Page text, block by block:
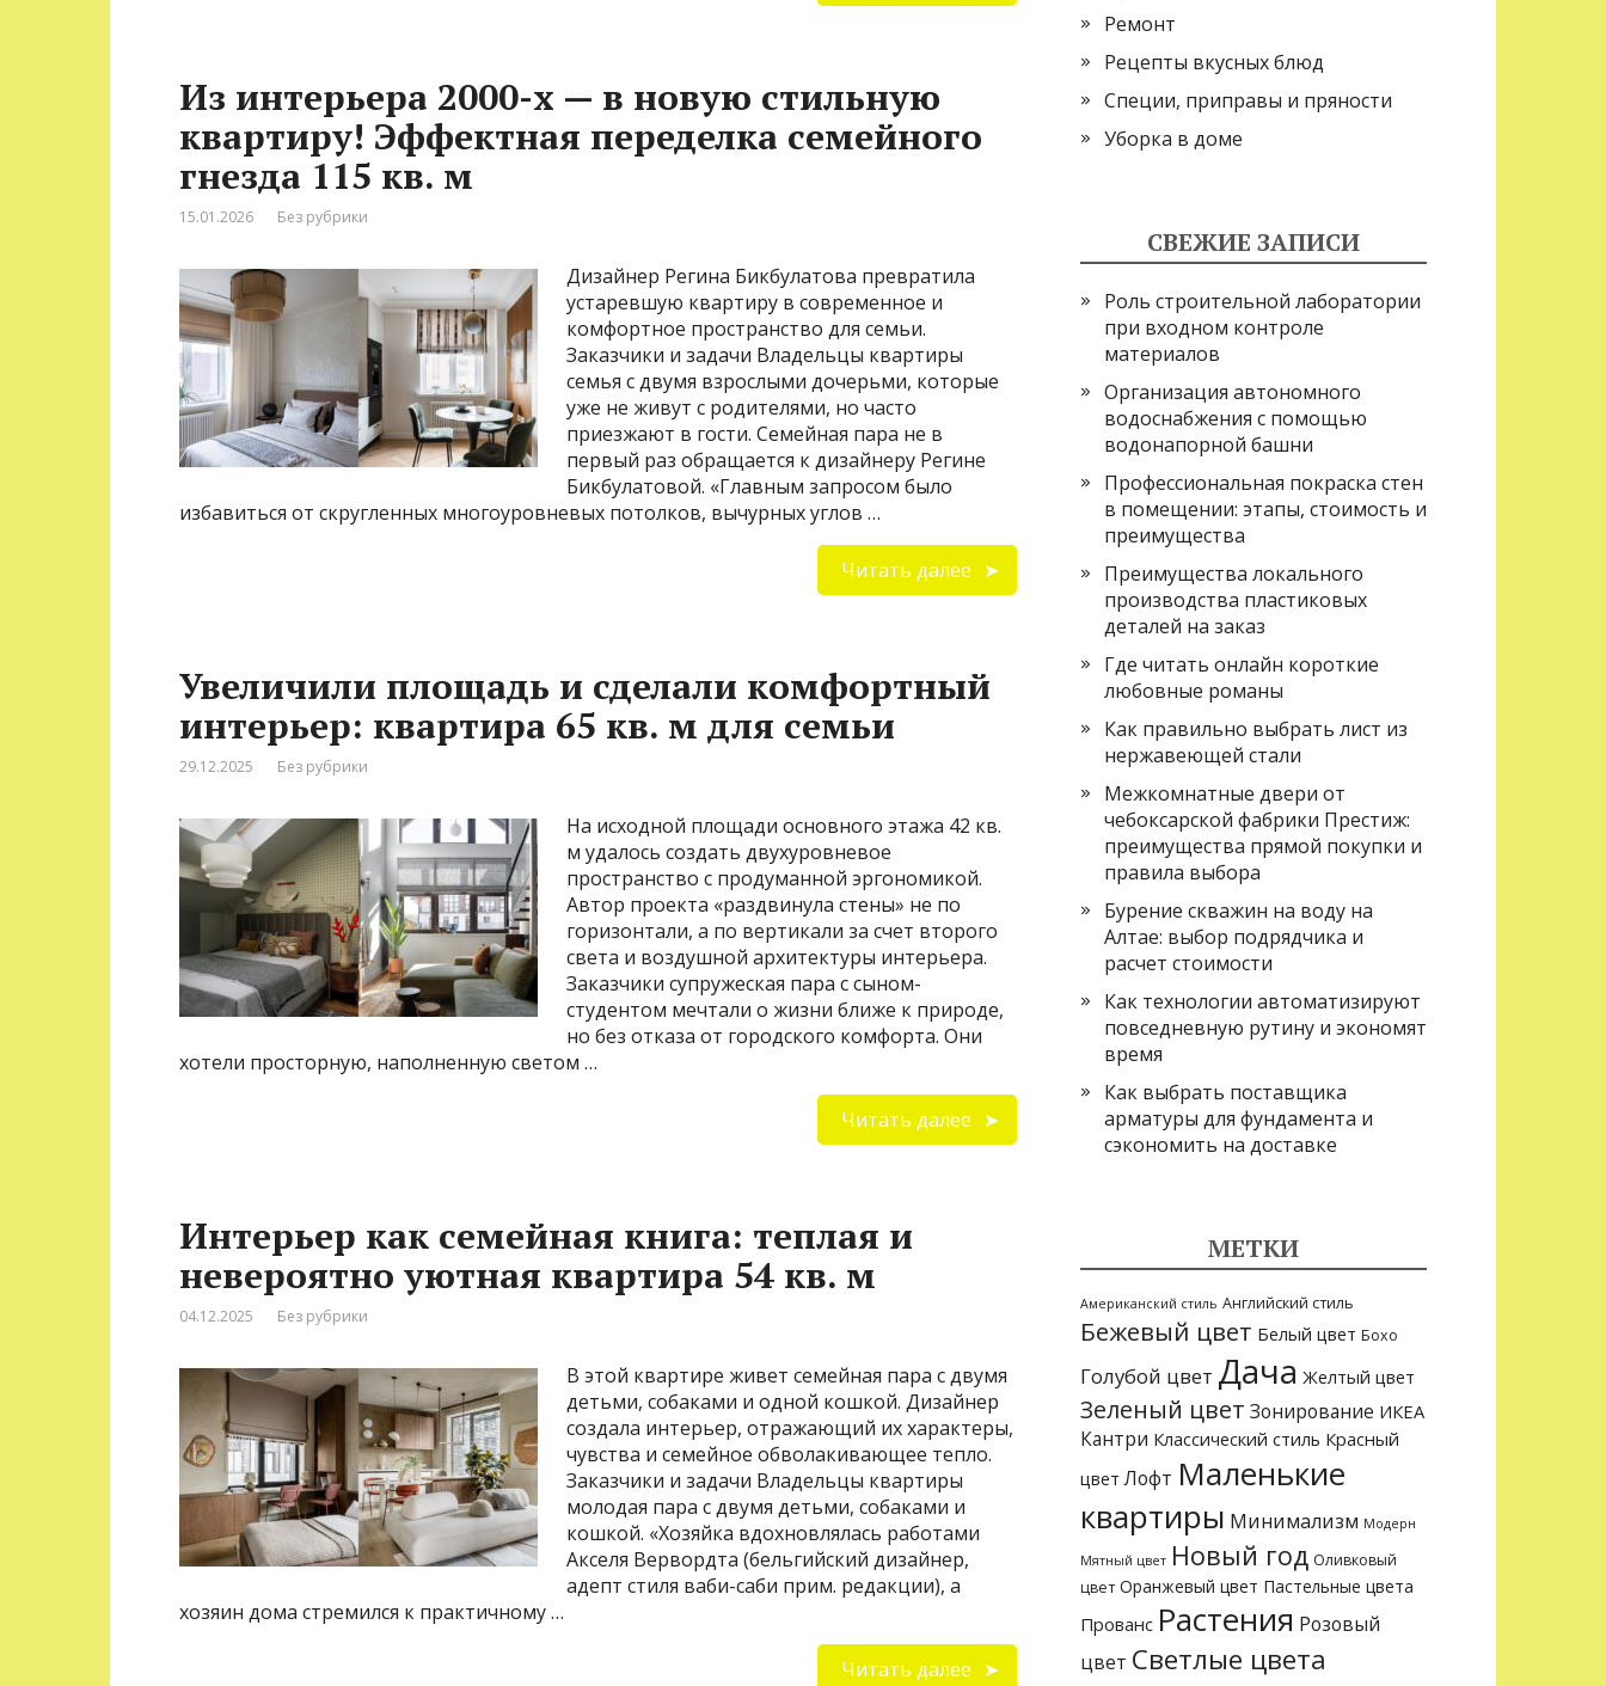
Из интерьера 2000-х — в новую стильную
квартиру! Эффектная переделка семейного
гнезда 115 кв. м
15.01.2026 Без рубрики
Дизайнер Регина Бикбулатова превратила
устаревшую квартиру в современное и
комфортное пространство для семьи.
Заказчики и задачи Владельцы квартиры
семья с двумя взрослыми дочерьми, которые
уже не живут с родителями, но часто
приезжают в гости. Семейная пара не в
первый раз обращается к дизайнеру Регине
Бикбулатовой. «Главным запросом было
избавиться от скругленных многоуровневых потолков, вычурных углов …
Читать далее
Увеличили площадь и сделали комфортный
интерьер: квартира 65 кв. м для семьи
29.12.2025 Без рубрики
На исходной площади основного этажа 42 кв.
м удалось создать двухуровневое
пространство с продуманной эргономикой.
Автор проекта «раздвинула стены» не по
горизонтали, а по вертикали за счет второго
света и воздушной архитектуры интерьера.
Заказчики супружеская пара с сыном-
студентом мечтали о жизни ближе к природе,
но без отказа от городского комфорта. Они
хотели просторную, наполненную светом …
Читать далее
Интерьер как семейная книга: теплая и
невероятно уютная квартира 54 кв. м
04.12.2025 Без рубрики
В этой квартире живет семейная пара с двумя
детьми, собаками и одной кошкой. Дизайнер
создала интерьер, отражающий их характеры,
чувства и семейное обволакивающее тепло.
Заказчики и задачи Владельцы квартиры
молодая пара с двумя детьми, собаками и
кошкой. «Хозяйка вдохновлялась работами
Акселя Вервордта (бельгийский дизайнер,
адепт стиля ваби-саби прим. редакции), а
хозяин дома стремился к практичному …
Читать далее
Ремонт
Рецепты вкусных блюд
Специи, приправы и пряности
Уборка в доме
СВЕЖИЕ ЗАПИСИ
Роль строительной лаборатории
при входном контроле
материалов
Организация автономного
водоснабжения с помощью
водонапорной башни
Профессиональная покраска стен
в помещении: этапы, стоимость и
преимущества
Преимущества локального
производства пластиковых
деталей на заказ
Где читать онлайн короткие
любовные романы
Как правильно выбрать лист из
нержавеющей стали
Межкомнатные двери от
чебоксарской фабрики Престиж:
преимущества прямой покупки и
правила выбора
Бурение скважин на воду на
Алтае: выбор подрядчика и
расчет стоимости
Как технологии автоматизируют
повседневную рутину и экономят
время
Как выбрать поставщика
арматуры для фундамента и
сэкономить на доставке
МЕТКИ
Американский стиль Английский стиль
Бежевый цвет Белый цвет Бохо
Голубой цвет Дача Желтый цвет
Зеленый цвет Зонирование ИКЕА
Кантри Классический стиль Красный
цвет Лофт Маленькие
квартиры Минимализм Модерн
Мятный цвет Новый год Оливковый
цвет Оранжевый цвет Пастельные цвета
Прованс Растения Розовый
цвет Светлые цвета